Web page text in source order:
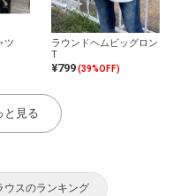
ツ
ラウンドヘムビッグロン
T
¥799 (39%OFF)
と見る
ウスのランキング